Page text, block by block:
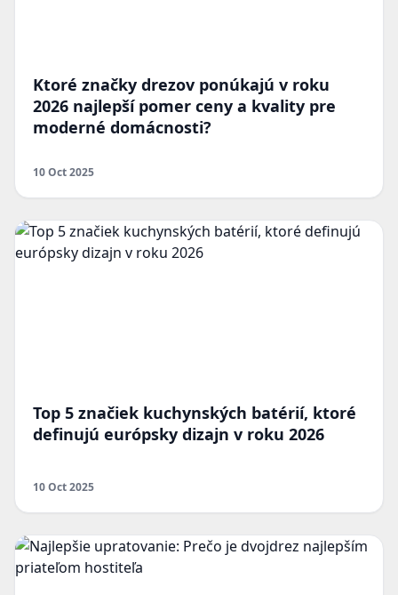
Ktoré značky drezov ponúkajú v roku
2026 najlepší pomer ceny a kvality pre
moderné domácnosti?
10 Oct 2025
Top 5 značiek kuchynských batérií, ktoré
definujú európsky dizajn v roku 2026
10 Oct 2025